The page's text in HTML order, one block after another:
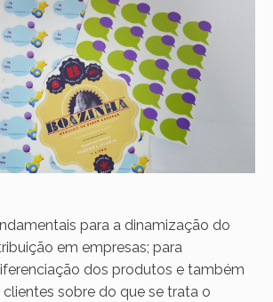
para a dinamização do
em empresas; para
dos produtos e também
sobre do que se trata o